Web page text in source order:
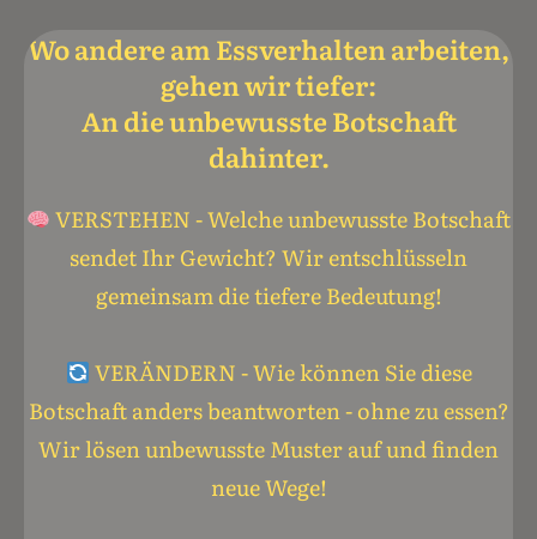
Wo andere am Essverhalten arbeiten,
gehen wir tiefer:
An die unbewusste Botschaft
dahinter.
VERSTEHEN -Welche unbewusste Botschaft
sendet Ihr Gewicht? Wir entschlüsseln
gemeinsam die tiefere Bedeutung!
VERÄNDERN -Wie können Sie diese
Botschaft anders beantworten - ohne zu essen?
Wir lösen unbewusste Muster auf und finden
neue Wege!